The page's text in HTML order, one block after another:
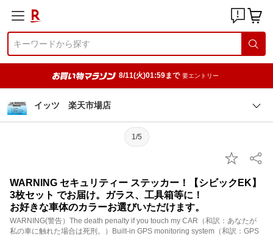
8/11(火)01:59まで 要エントリー
イッツ 楽天市場店
1/5
WARNING セキュリティー ステッカー！【シビックEK】
3枚セット でお届け。ガラス、工具箱等に！
お好きな車体のカラーお選びいただけます。
WARNING(警告）The death penalty if you touch my CAR（和訳：あなたが
私の車に触れた場合は死刑。）Built-in GPS monitoring system（和訳：GPS